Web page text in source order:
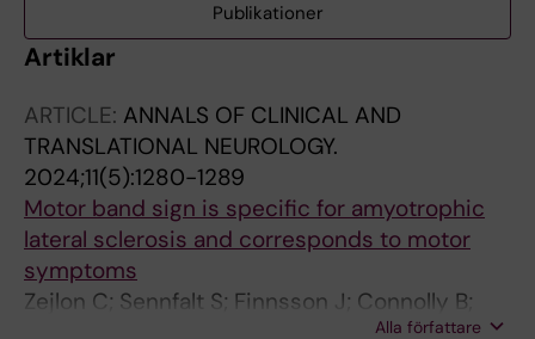
Publikationer
Artiklar
ARTICLE: ANNALS OF CLINICAL AND
TRANSLATIONAL NEUROLOGY.
2024;11(5):1280-1289
Motor band sign is specific for amyotrophic
lateral sclerosis and corresponds to motor
symptoms
Zejlon C; Sennfalt S; Finnsson J; Connolly B;
Alla författare